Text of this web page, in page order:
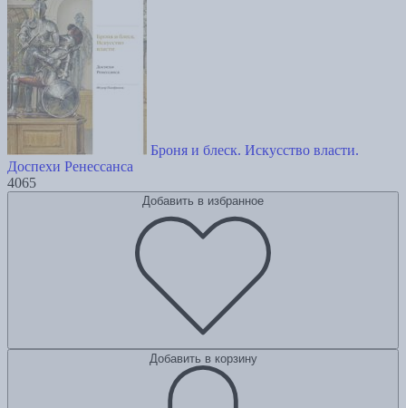
Броня и блеск. Искусство власти.
Доспехи Ренессанса
4065
Добавить в избранное
Добавить в корзину